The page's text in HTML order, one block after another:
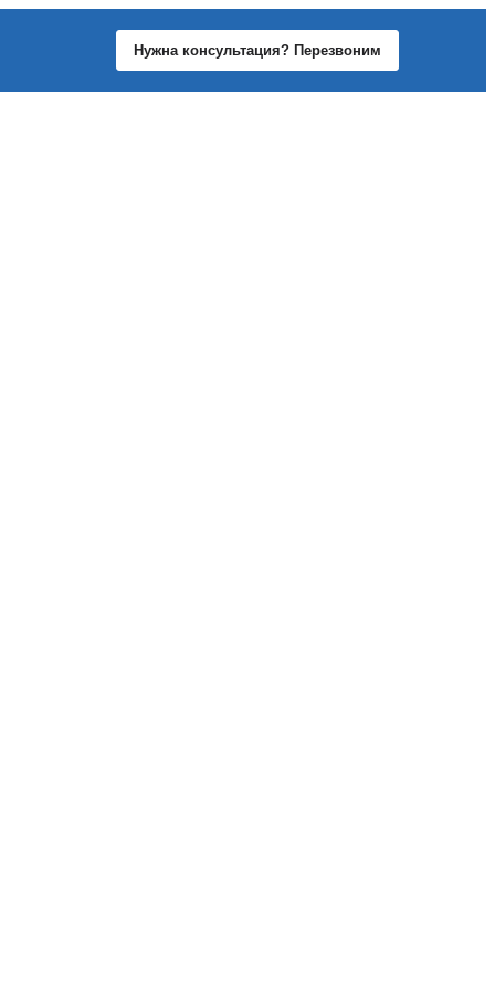
Нужна консультация? Перезвоним